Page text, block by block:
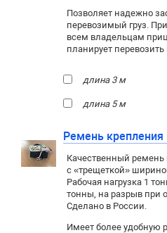
Позволяет надежно
перевозимый груз.
всем владельцам
планирует перевозить
длина 3 м
длина 5 м
Ремень крепления
Качественный ремень
с «трещеткой»
Рабочая нагрузка 1
тонны, на разрыв при
Сделано в России.
Имеет более удобную